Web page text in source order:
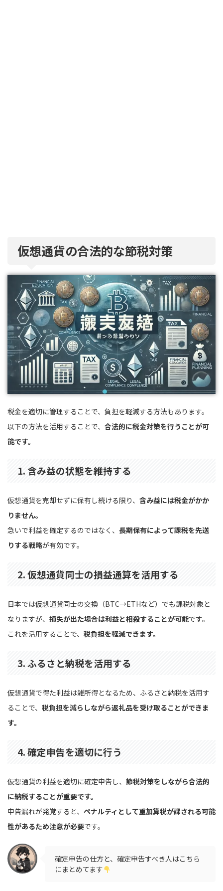
仮想通貨の合法的な節税対策
税金を適切に管理することで、負担を軽減する方法もあります。
以下の方法を活用することで、 合法的に税金対策を行うことが可
能です。
1. 含み益の状態を維持する
仮想通貨を売却せずに保有し続ける限り、 含み益には税金がかか
りません。
急いで利益を確定するのではなく、 長期保有によって課税を先送
りする戦略が有効です。
2. 仮想通貨同士の損益通算を活用する
日本では仮想通貨同士の交換（BTC→ETHなど）でも課税対象と
なりますが、 損失が出た場合は利益と相殺することが可能です。
これを活用することで、 税負担を軽減できます。
3. ふるさと納税を活用する
仮想通貨で得た利益は雑所得となるため、ふるさと納税を活用す
ることで、 税負担を減らしながら返礼品を受け取ることができま
す。
4. 確定申告を適切に行う
仮想通貨の利益を適切に確定申告し、 節税対策をしながら合法的
に納税することが重要です。
申告漏れが発覚すると、 ペナルティとして重加算税が課される可能
性があるため注意が必要です。
確定申告の仕方と、確定申告すべき人はこちら
にまとめてます